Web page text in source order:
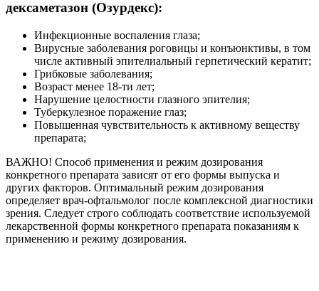
дексаметазон (Озурдекс):
Инфекционные воспаления глаза;
Вирусные заболевания роговицы и конъюнктивы, в том
числе активный эпителиальный герпетический кератит;
Грибковые заболевания;
Возраст менее 18-ти лет;
Нарушение целостности глазного эпителия;
Туберкулезное поражение глаз;
Повышенная чувствительность к активному веществу
препарата;
ВАЖНО! Способ применения и режим дозирования
конкретного препарата зависят от его формы выпуска и
других факторов. Оптимальный режим дозирования
определяет врач-офтальмолог после комплексной диагностики
зрения. Следует строго соблюдать соответствие используемой
лекарственной формы конкретного препарата показаниям к
применению и режиму дозирования.